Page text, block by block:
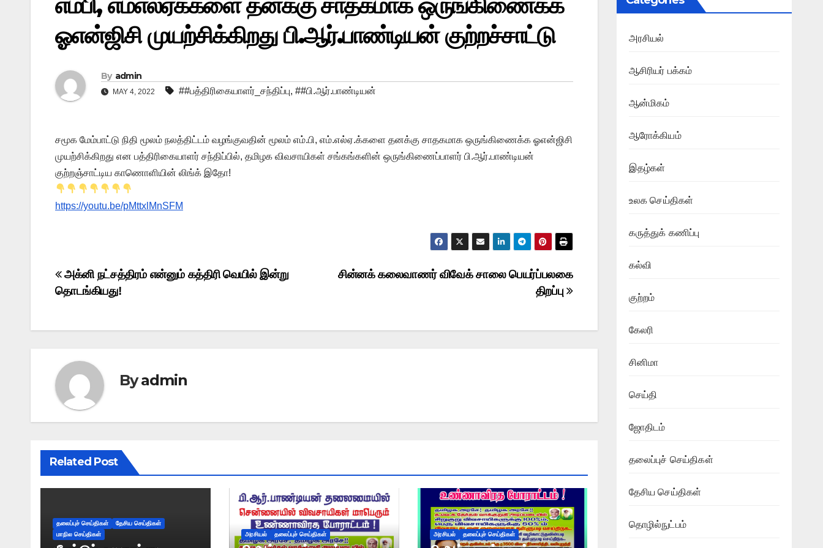
ஓஎன்ஜிசி முயற்சிக்கிறது பி.ஆர்.பாண்டியன் குற்றச்சாட்டு
By admin
MAY 4, 2022 ##பத்திரிகையாளர்_சந்திப்பு, ##பி.ஆர்.பாண்டியன்
சமூக மேம்பாட்டு நிதி மூலம் நலத்திட்டம் வழங்குவதின் மூலம் எம்.பி, எம்.எல்ஏ.க்களை தனக்கு சாதகமாக ஒருங்கிணைக்க ஓஎன்ஜிசி
முயற்சிக்கிறது என பத்திரிகையாளர் சந்திப்பில், தமிழக விவசாயிகள் சங்கங்களின் ஒருங்கிணைப்பாளர் பி.ஆர்.பாண்டியன்
குற்றஞ்சாட்டிய காணொளியின் லிங்க் இதோ!
https://youtu.be/pMttxlMnSFM
Post
navigation
சின்னக் கலைவாணர் விவேக் சாலை பெயர்ப்பலகை
திறப்பு
அக்னி நட்சத்திரம் என்னும் கத்திரி வெயில் இன்று
தொடங்கியது!
Byadmin
Related Post
தலைப்புச் செய்திகள்
தேசிய செய்திகள்
மாநில செய்திகள்
அரசியல் தலைப்புச் செய்திகள் அரசியல் தலைப்புச் செய்திகள்
அரசியல்
ஆசிரியர் பக்கம்
ஆன்மிகம்
ஆரோக்கியம்
இதழ்கள்
உலக செய்திகள்
கருத்துக் கணிப்பு
கல்வி
குற்றம்
கேலரி
சினிமா
செய்தி
ஜோதிடம்
தலைப்புச் செய்திகள்
தேசிய செய்திகள்
தொழில்நுட்பம்